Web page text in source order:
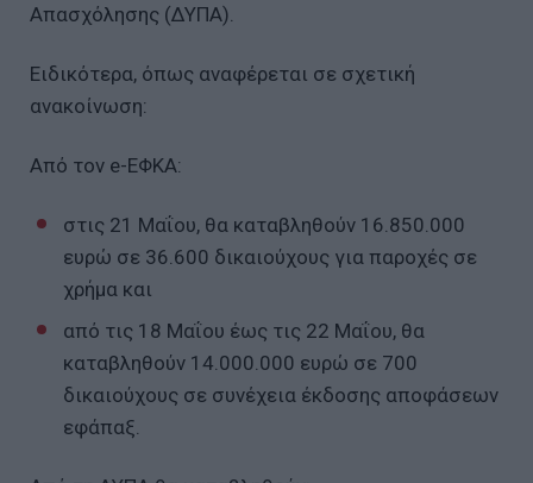
Απασχόλησης (ΔΥΠΑ).
Ειδικότερα, όπως αναφέρεται σε σχετική
ανακοίνωση:
Από τον e-ΕΦΚΑ:
στις 21 Μαΐου, θα καταβληθούν 16.850.000
ευρώ σε 36.600 δικαιούχους για παροχές σε
χρήμα και
από τις 18 Μαΐου έως τις 22 Μαΐου, θα
καταβληθούν 14.000.000 ευρώ σε 700
δικαιούχους σε συνέχεια έκδοσης αποφάσεων
εφάπαξ.